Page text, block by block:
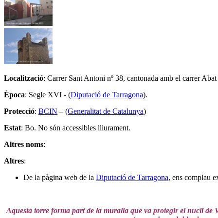
Localització: Carrer Sant Antoni nº 38, cantonada amb el carrer
Època: Segle XVI - (Diputació de Tarragona).
Protecció: BCIN – (Generalitat de Catalunya)
Estat: Bo. No són accessibles lliurament.
Altres noms:
Altres:
De la pàgina web de la Diputació de Tarragona, ens complau
Aquesta torre forma part de la muralla que va protegir el nucli de